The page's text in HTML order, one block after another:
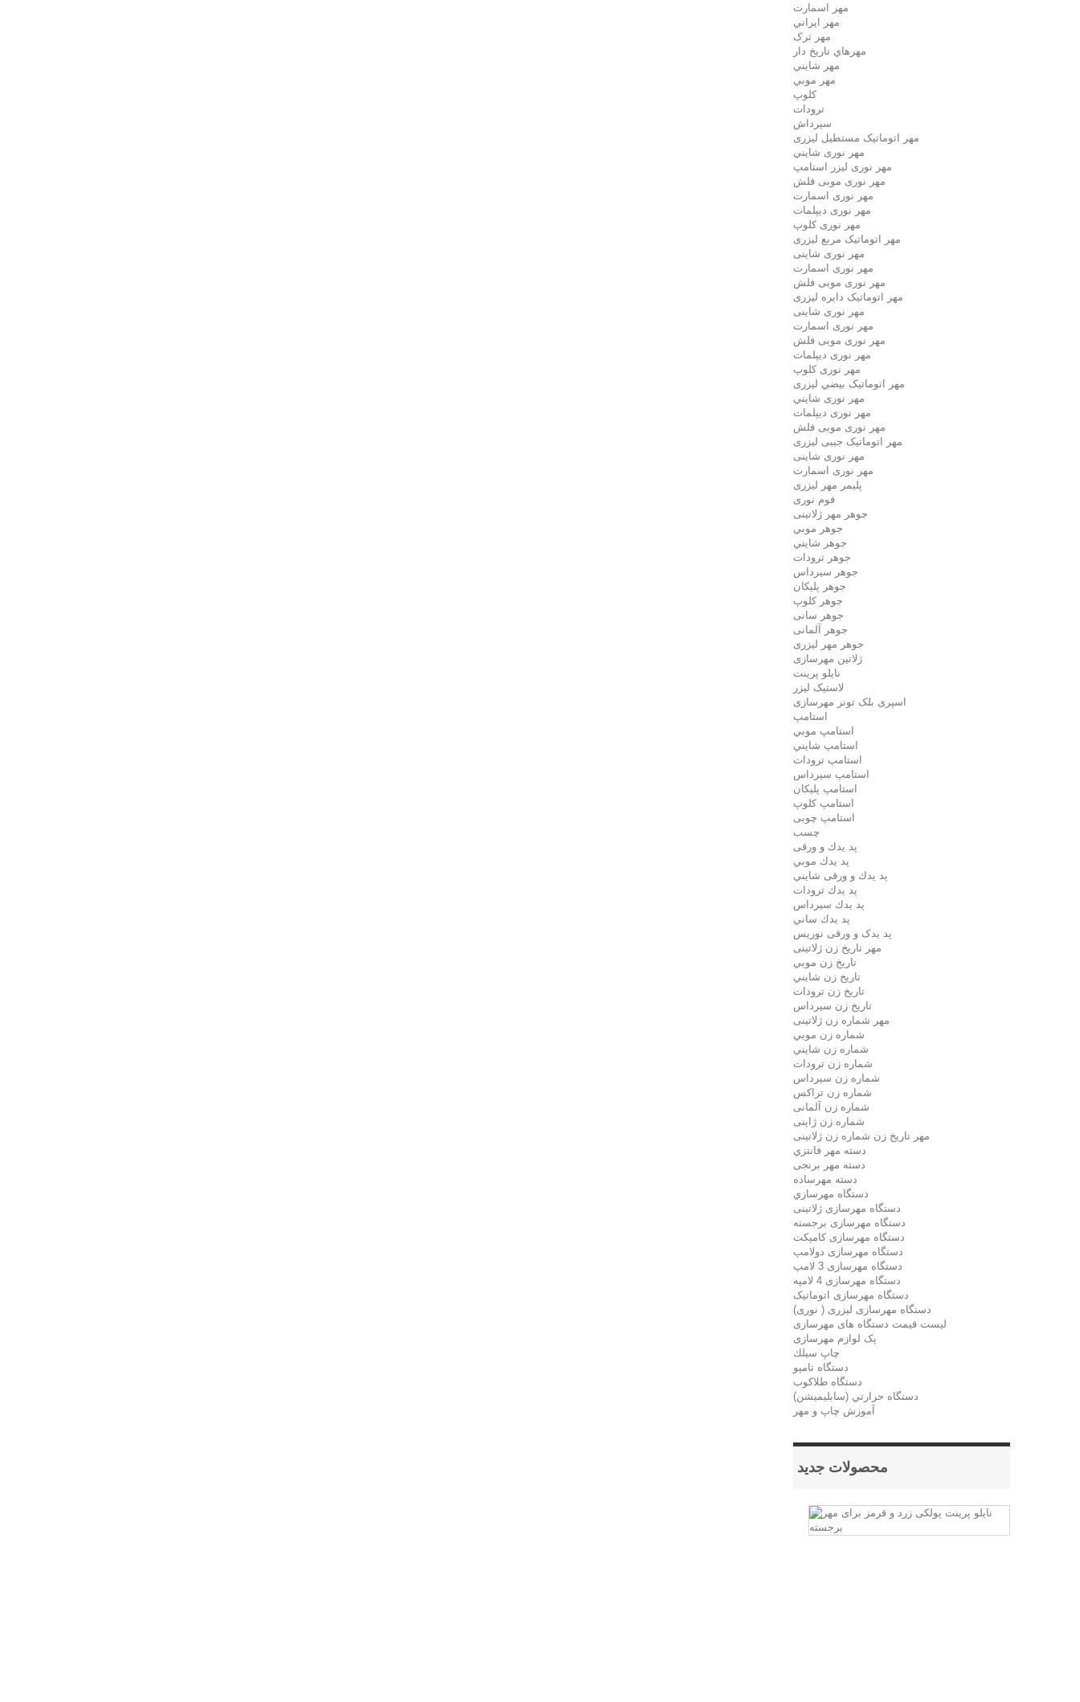
مهر اسمارت
مهر ايراني
مهر ترک
مهرهاي تاريخ دار
مهر شايني
مهر موبي
کلوپ
ترودات
سیرداش
مهر اتوماتیک مستطیل لیزری
مهر نوری شايني
مهر نوری لیزر استامپ
مهر نوری موبی فلش
مهر نوری اسمارت
مهر نوری ديپلمات
مهر نوری کلوپ
مهر اتوماتیک مربع لیزری
مهر نوری شاینی
مهر نوری اسمارت
مهر نوری موبی فلش
مهر اتوماتیک دايره لیزری
مهر نوری شاینی
مهر نوری اسمارت
مهر نوری موبی فلش
مهر نوری دیپلمات
مهر نوری کلوپ
مهر اتوماتیک بيضي لیزری
مهر نوری شايني
مهر نوری دیپلمات
مهر نوری موبی فلش
مهر اتوماتیک جیبی لیزری
مهر نوری شاینی
مهر نوری اسمارت
پلیمر مهر لیزری
فوم نوری
جوهر مهر ژلاتینی
جوهر موبي
جوهر شايني
جوهر ترودات
جوهر سيرداس
جوهر پلیکان
جوهر کلوپ
جوهر سانی
جوهر آلمانی
جوهر مهر لیزری
ژلاتين مهرسازی
نایلو پرینت
لاستیک لیزر
اسپری بلک تونر مهرسازی
استامپ
استامپ موبي
استامپ شايني
استامپ ترودات
استامپ سيرداس
استامپ پلیکان
استامپ کلوپ
استامپ چوبی
چسب
پد يدك و ورقی
پد يدك موبي
پد يدك و ورقی شايني
پد يدك ترودات
پد يدك سيرداس
پد يدك ساني
پد یدک و ورقی نوریس
مهر تاريخ زن ژلاتینی
تاريخ زن موبي
تاريخ زن شايني
تاريخ زن ترودات
تاريخ زن سيرداس
مهر شماره زن ژلاتینی
شماره زن موبي
شماره زن شايني
شماره زن ترودات
شماره زن سيرداس
شماره زن تراکس
شماره زن آلمانی
شماره زن ژاپنی
مهر تاریخ زن شماره زن ژلاتینی
دسته مهر فانتزي
دسته مهر برنجی
دسته مهرساده
دستگاه مهرسازي
دستگاه مهرسازی ژلاتینی
دستگاه مهرسازی برجسته
دستگاه مهرسازی کامپکت
دستگاه مهرسازی دولامپ
دستگاه مهرسازی 3 لامپ
دستگاه مهرسازی 4 لامپه
دستگاه مهرسازی اتوماتیک
دستگاه مهرسازی لیزری ( نوری)
لیست قیمت دستگاه های مهرسازی
پک لوازم مهرسازی
چاپ سيلك
دستگاه تامپو
دستگاه طلاکوب
دستگاه حرارتي (سابليميشن)
آموزش چاپ و مهر
محصولات جدید
نایلو
پرینت
پولکی